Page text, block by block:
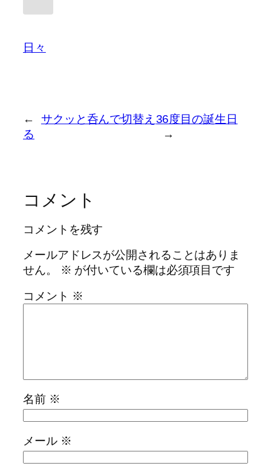
日々
←
サクッと呑んで切替え
る
36度目の誕生日
→
コメント
コメントを残す
メールアドレスが公開されることはありま
せん。
※ が付いている欄は必須項目です
コメント ※
名前 ※
メール ※